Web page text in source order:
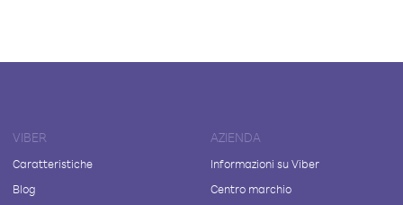
VIBER
Caratteristiche
Blog
AZIENDA
Informazioni su Viber
Centro marchio